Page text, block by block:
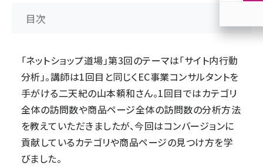
目次
「ネットショップ道場」第3回のテーマは「サイト内行動
分析」。講師は1回目と同じくEC事業コンサルタントを
手がける二天紀の山本頼和さん。1回目ではカテゴリ
全体の訪問数や商品ページ全体の訪問数の分析方法
を教えていただきましたが、今回はコンバージョンに
貢献しているカテゴリや商品ページの見つけ方を学
びました。
参